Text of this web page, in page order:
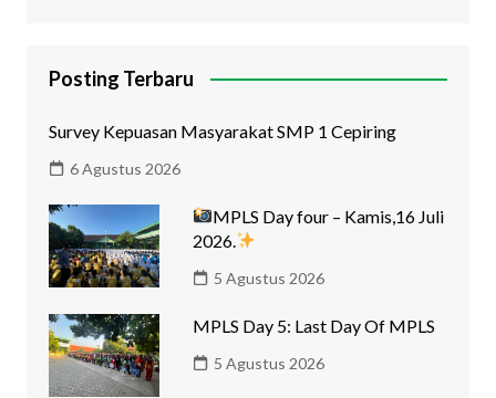
Posting Terbaru
Survey Kepuasan Masyarakat SMP 1 Cepiring
6 Agustus 2026
MPLS Day four – Kamis,16 Juli
2026.
5 Agustus 2026
MPLS Day 5: Last Day Of MPLS
5 Agustus 2026